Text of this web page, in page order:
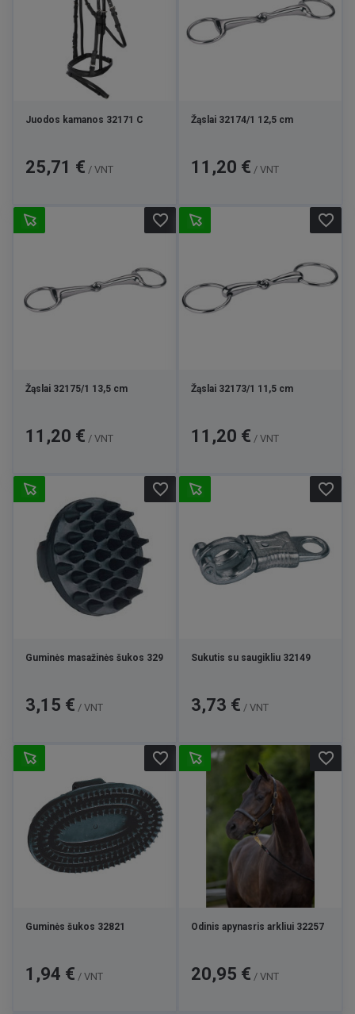
Juodos kamanos 32171 C
Kaina
25,71 € / VNT
Žąslai 32174/1 12,5 cm
Kaina
11,20 € / VNT
Žąslai 32175/1 13,5 cm
Kaina
11,20 € / VNT
favorite_border
Žąslai 32173/1 11,5 cm
Kaina
11,20 € / VNT
favorite_border
Guminės masažinės šukos 329
Kaina
3,15 € / VNT
favorite_border
Sukutis su saugikliu 32149
Kaina
3,73 € / VNT
favorite_border
Guminės šukos 32821
Kaina
1,94 € / VNT
favorite_border
Odinis apynasris arkliui 32257
Kaina
20,95 € / VNT
favorite_border